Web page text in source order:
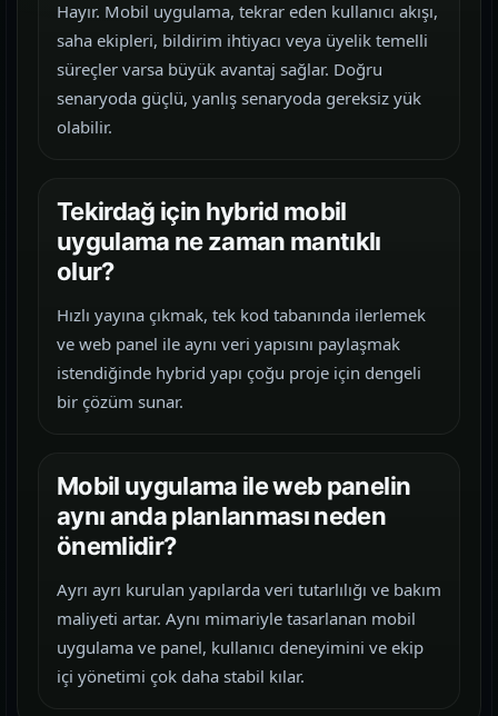
Hayır. Mobil uygulama, tekrar eden kullanıcı akışı,
saha ekipleri, bildirim ihtiyacı veya üyelik temelli
süreçler varsa büyük avantaj sağlar. Doğru
senaryoda güçlü, yanlış senaryoda gereksiz yük
olabilir.
Tekirdağ için hybrid mobil
uygulama ne zaman mantıklı
olur?
Hızlı yayına çıkmak, tek kod tabanında ilerlemek
ve web panel ile aynı veri yapısını paylaşmak
istendiğinde hybrid yapı çoğu proje için dengeli
bir çözüm sunar.
Mobil uygulama ile web panelin
aynı anda planlanması neden
önemlidir?
Ayrı ayrı kurulan yapılarda veri tutarlılığı ve bakım
maliyeti artar. Aynı mimariyle tasarlanan mobil
uygulama ve panel, kullanıcı deneyimini ve ekip
içi yönetimi çok daha stabil kılar.